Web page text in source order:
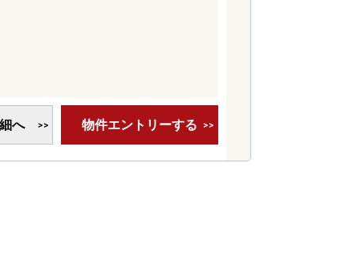
へ 物件エントリーする